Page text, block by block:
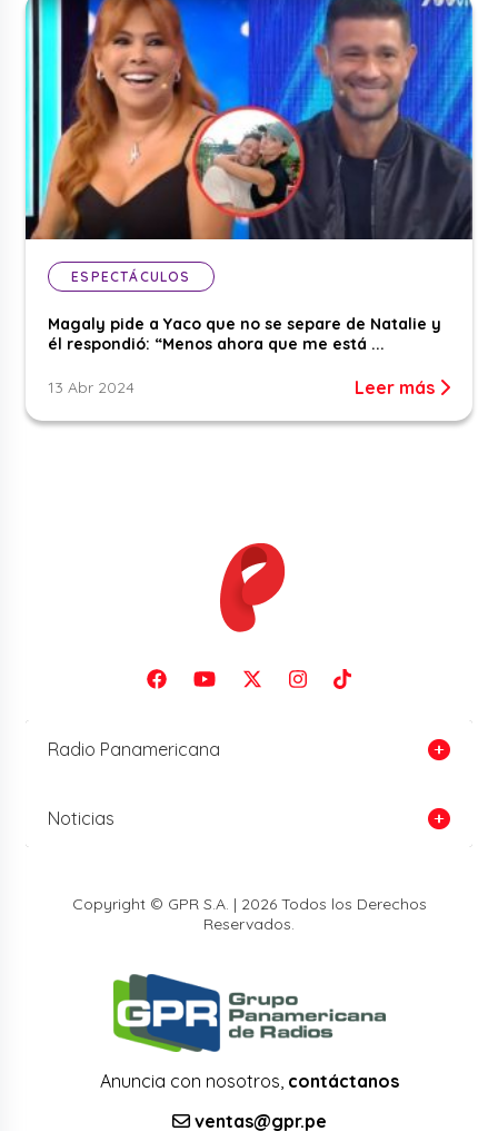
ESPECTÁCULOS
Magaly pide a Yaco que no se separe de Natalie y
él respondió: “Menos ahora que me está ...
13 Abr 2024 Leer más
Radio Panamericana
Noticias
Copyright © GPR S.A. | 2026 Todos los Derechos
Reservados.
Anuncia con nosotros, contáctanos
ventas@gpr.pe